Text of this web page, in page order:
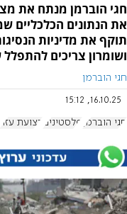
חגי הוברמן מנתח את
את הנתונים הכלכליים
תוקף את מדיניות
ושומרון צריכים
חגי הוברמן
16.10.25, 15:12
חגי הוברמן פלסטינים רצועת עזה